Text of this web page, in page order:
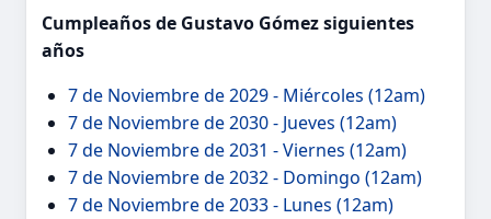
Cumpleaños de Gustavo Gómez siguientes
años
7 de Noviembre de 2029 - Miércoles (12am)
7 de Noviembre de 2030 - Jueves (12am)
7 de Noviembre de 2031 - Viernes (12am)
7 de Noviembre de 2032 - Domingo (12am)
7 de Noviembre de 2033 - Lunes (12am)